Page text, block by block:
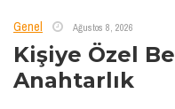
Genel Ağustos 8, 2026
Kişiye Özel
Anahtarlık